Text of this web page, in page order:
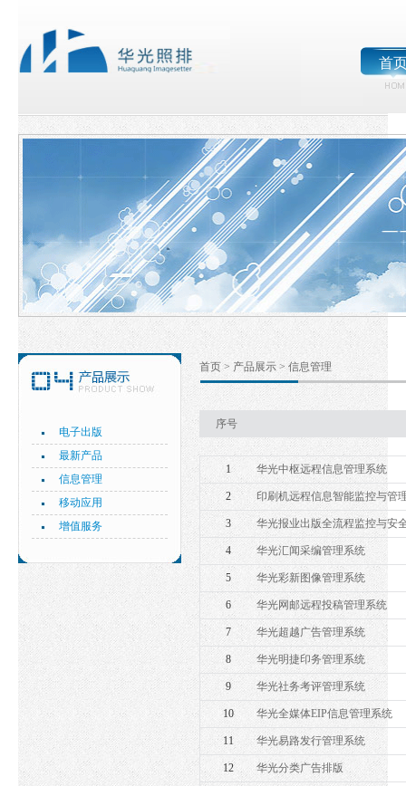
首
电子出版
最新产品
信息管理
移动应用
增值服务
首页 > 产品展示 > 信息管理
序号
1 华光中枢远程信息管理系统
2 印刷机远程信息智能监控与管
3 华光报业出版全流程监控与安
4 华光汇闻采编管理系统
5 华光彩新图像管理系统
6 华光网邮远程投稿管理系统
7 华光超越广告管理系统
8 华光明捷印务管理系统
9 华光社务考评管理系统
10 华光全媒体EIP信息管理系统
11 华光易路发行管理系统
12 华光分类广告排版